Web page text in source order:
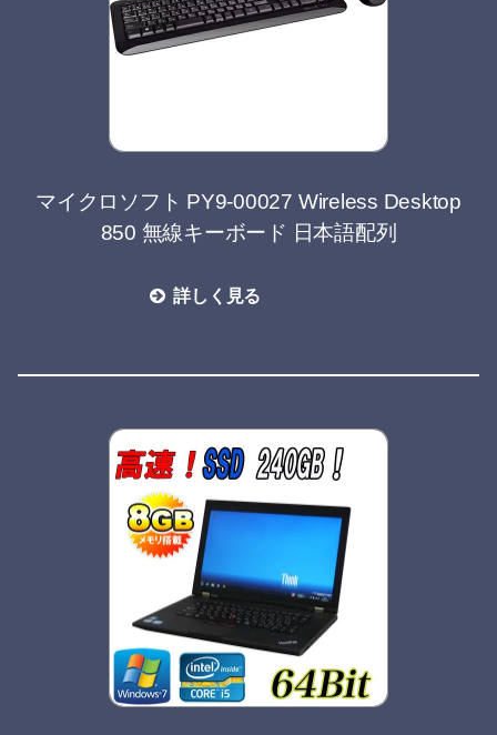
マイクロソフト PY9-00027 Wireless Desktop
850 無線キーボード 日本語配列
詳しく見る